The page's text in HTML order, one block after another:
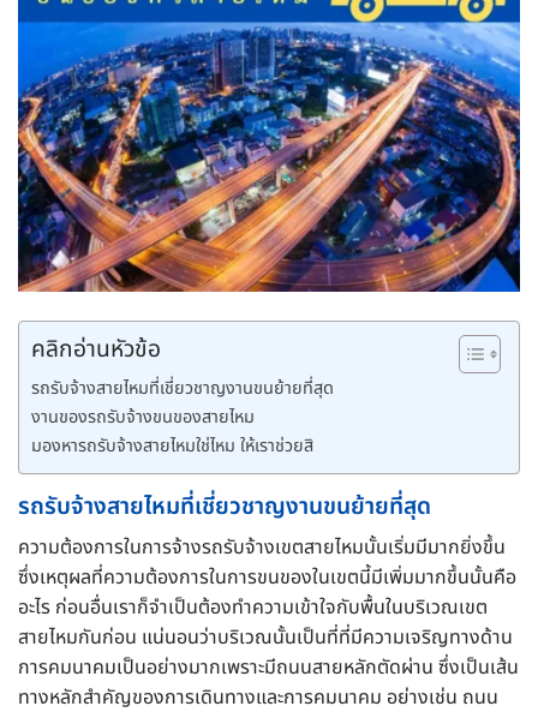
คลิกอ่านหัวข้อ
รถรับจ้างสายไหมที่เชี่ยวชาญงานขนย้ายที่สุด
งานของรถรับจ้างขนของสายไหม
มองหารถรับจ้างสายไหมใช่ไหม ให้เราช่วยสิ
รถรับจ้างสายไหมที่เชี่ยวชาญงานขนย้ายที่สุด
ความต้องการในการจ้างรถรับจ้างเขตสายไหมนั้นเริ่มมีมากยิ่งขึ้น
ซึ่งเหตุผลที่ความต้องการในการขนของในเขตนี้มีเพิ่มมากขึ้นนั้นคือ
อะไร ก่อนอื่นเราก็จำเป็นต้องทำความเข้าใจกับพื้นในบริเวณเขต
สายไหมกันก่อน แน่นอนว่าบริเวณนั้นเป็นที่ที่มีความเจริญทางด้าน
การคมนาคมเป็นอย่างมากเพราะมีถนนสายหลักตัดผ่าน ซึ่งเป็นเส้น
ทางหลักสำคัญของการเดินทางและการคมนาคม อย่างเช่น ถนน